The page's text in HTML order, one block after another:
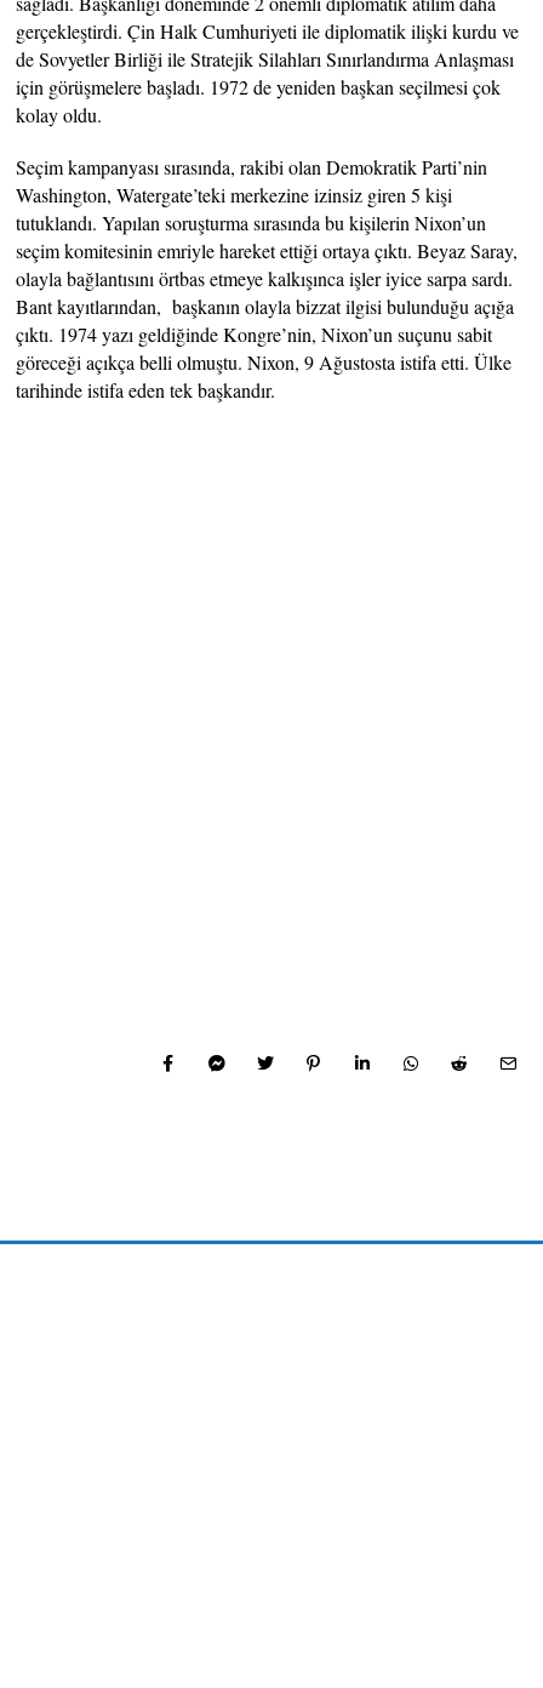
gerçekleştirdi. Çin Halk Cumhuriyeti ile diplomatik ilişki kurdu ve
de Sovyetler Birliği ile Stratejik Silahları Sınırlandırma Anlaşması
için görüşmelere başladı. 1972 de yeniden başkan seçilmesi çok
kolay oldu.
Seçim kampanyası sırasında, rakibi olan Demokratik Parti’nin
Washington, Watergate’teki merkezine izinsiz giren 5 kişi
tutuklandı. Yapılan soruşturma sırasında bu kişilerin Nixon’un
seçim komitesinin emriyle hareket ettiği ortaya çıktı. Beyaz Saray,
olayla bağlantısını örtbas etmeye kalkışınca işler iyice sarpa sardı.
Bant kayıtlarından, başkanın olayla bizzat ilgisi bulunduğu açığa
çıktı. 1974 yazı geldiğinde Kongre’nin, Nixon’un suçunu sabit
göreceği açıkça belli olmuştu. Nixon, 9 Ağustosta istifa etti. Ülke
tarihinde istifa eden tek başkandır.